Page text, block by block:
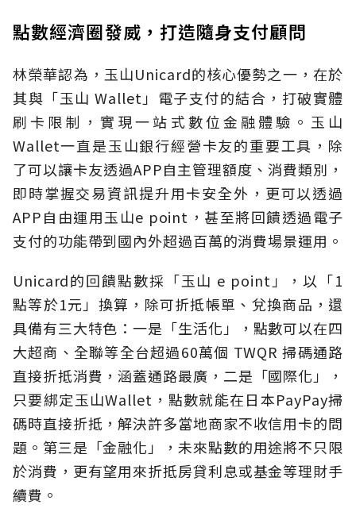
點數經濟圈發威，打造隨身支付顧問
林榮華認為，玉山Unicard的核心優勢之一，在於
其與「玉山 Wallet」電子支付的結合，打破實體
刷卡限制，實現一站式數位金融體驗。玉山
Wallet一直是玉山銀行經營卡友的重要工具，除
了可以讓卡友透過APP自主管理額度、消費類別，
即時掌握交易資訊提升用卡安全外，更可以透過
APP自由運用玉山e point，甚至將回饋透過電子
支付的功能帶到國內外超過百萬的消費場景運用。
Unicard的回饋點數採「玉山 e point」，以「1
點等於1元」換算，除可折抵帳單、兌換商品，還
具備有三大特色：一是「生活化」，點數可以在四
大超商、全聯等全台超過60萬個 TWQR 掃碼通路
直接折抵消費，涵蓋通路最廣，二是「國際化」，
只要綁定玉山Wallet，點數就能在日本PayPay掃
碼時直接折抵，解決許多當地商家不收信用卡的問
題。第三是「金融化」，未來點數的用途將不只限
於消費，更有望用來折抵房貸利息或基金等理財手
續費。